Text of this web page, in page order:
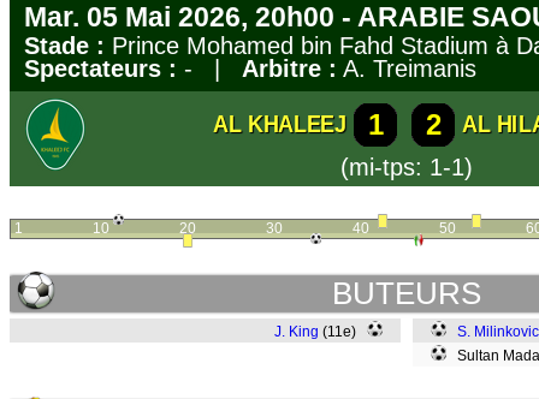
Mar. 05 Mai 2026, 20h00 - ARABIE
Stade : Prince Mohamed bin Fahd Stadium
Spectateurs : - | Arbitre : A. Treimanis
AL KHALEEJ 1 2
AL
(mi-tps: 1-1)
1 10 20 30 40 50
BUTEURS
J. King (11e)
S.
Sultan